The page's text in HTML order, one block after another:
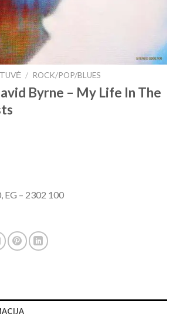
/ ROCK/POP/BLUES
Byrne ‎– My Life In The
EG ‎– 2302 100